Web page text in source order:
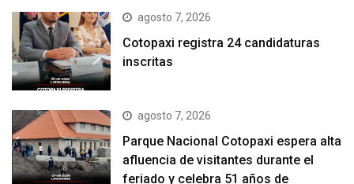
agosto 7, 2026
Cotopaxi registra 24 candidaturas
inscritas
agosto 7, 2026
Parque Nacional Cotopaxi espera alta
afluencia de visitantes durante el
feriado y celebra 51 años de